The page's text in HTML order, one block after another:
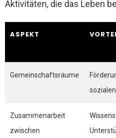
Aktivitäten, die das Leben
ASPEKT
Gemeinschaftsräume
Zusammenarbeit
zwischen